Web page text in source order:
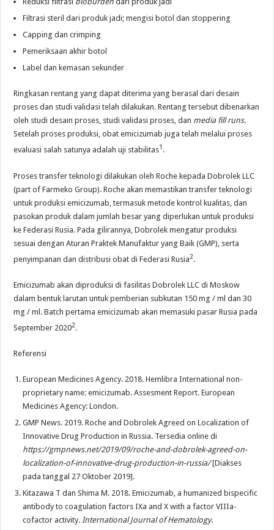
Filtrasi steril dari produk jadi; mengisi botol dan stoppering
Capping dan crimping
Pemeriksaan akhir botol
Label dan kemasan sekunder
Ringkasan rentang yang dapat diterima yang berasal dari desain
proses dan studi validasi telah dilakukan. Rentang tersebut dibenarkan
oleh studi desain proses, studi validasi proses, dan media fill runs.
Setelah proses produksi, obat emicizumab juga telah melalui proses
evaluasi salah satunya adalah uji stabilitas1 .
Proses transfer teknologi dilakukan oleh Roche kepada Dobrolek LLC
(part of Farmeko Group). Roche akan memastikan transfer teknologi
untuk produksi emicizumab, termasuk metode kontrol kualitas, dan
pasokan produk dalam jumlah besar yang diperlukan untuk produksi
ke Federasi Rusia. Pada gilirannya, Dobrolek mengatur produksi
sesuai dengan Aturan Praktek Manufaktur yang Baik (GMP), serta
penyimpanan dan distribusi obat di Federasi Rusia2.
Emicizumab akan diproduksi di fasilitas Dobrolek LLC di Moskow
dalam bentuk larutan untuk pemberian subkutan 150 mg / ml dan 30
mg / ml. Batch pertama emicizumab akan memasuki pasar Rusia pada
September 20202.
Referensi
European Medicines Agency. 2018. Hemlibra International non-
proprietary name: emicizumab. Assesment Report. European
Medicines Agency: London.
GMP News. 2019. Roche and Dobrolek Agreed on Localization of
Innovative Drug Production in Russia. Tersedia online di
https://gmpnews.net/2019/09/roche-and-dobrolek-agreed-on-
localization-of-innovative-drug-production-in-russia/[Diakses
pada tanggal 27 Oktober 2019].
Kitazawa T dan Shima M. 2018. Emicizumab, a humanized bispecific
antibody to coagulation factors IXa and X with a factor VIIIa-
cofactor activity. International Journal of Hematology.